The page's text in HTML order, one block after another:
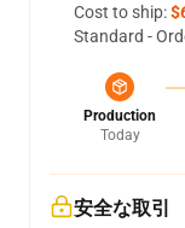
Cost to ship:
Standard -
Production
Today
安全な取引